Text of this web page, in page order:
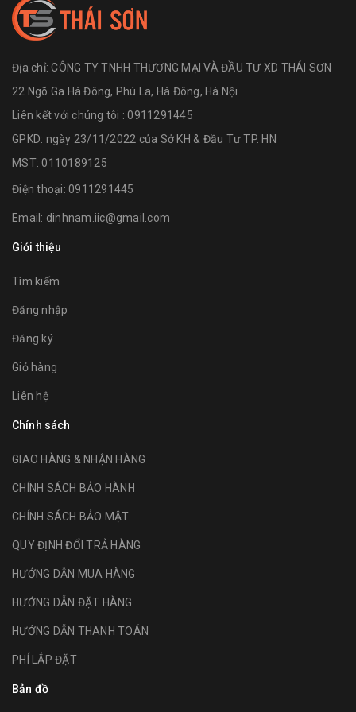
Địa chỉ:CÔNG TY TNHH THƯƠNG MẠI VÀ ĐẦU TƯ XD THÁI SƠN
22 Ngõ Ga Hà Đông, Phú La, Hà Đông, Hà Nội
Liên kết với chúng tôi : 0911291445
GPKD: ngày 23/11/2022 của Sở KH & Đầu Tư TP. HN
MST: 0110189125
Điện thoại: 0911291445
Email: dinhnam.iic@gmail.com
Giới thiệu
Tìm kiếm
Đăng nhập
Đăng ký
Giỏ hàng
Liên hệ
Chính sách
GIAO HÀNG & NHẬN HÀNG
CHÍNH SÁCH BẢO HÀNH
CHÍNH SÁCH BẢO MẬT
QUY ĐỊNH ĐỔI TRẢ HÀNG
HƯỚNG DẪN MUA HÀNG
HƯỚNG DẪN ĐẶT HÀNG
HƯỚNG DẪN THANH TOÁN
PHÍ LẮP ĐẶT
Bản đồ